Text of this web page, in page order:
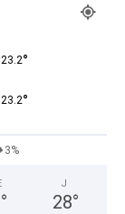
23.2°
23.2°
3%
°
J
28°